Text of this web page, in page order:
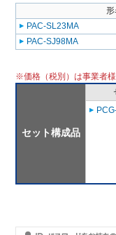
形
PAC-SL23MA
PAC-SJ98MA
※価格（税別）は事業者
セット構成品